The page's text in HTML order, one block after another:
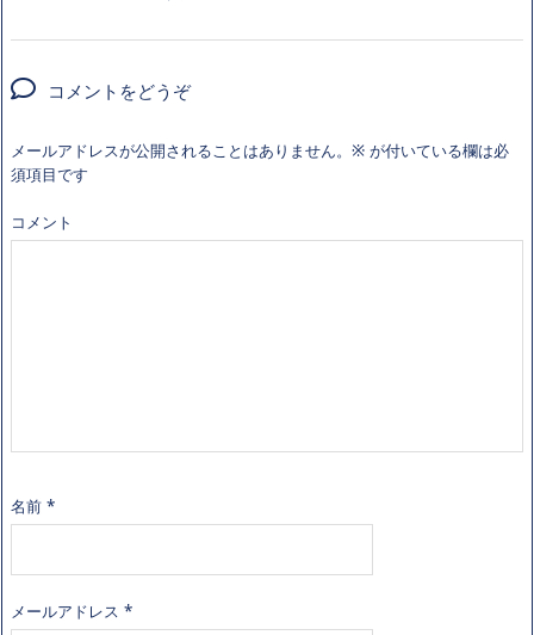
コメントをどうぞ
メールアドレスが公開されることはありません。 ※ が付いている欄は必
須項目です
コメント
名前 *
メールアドレス *